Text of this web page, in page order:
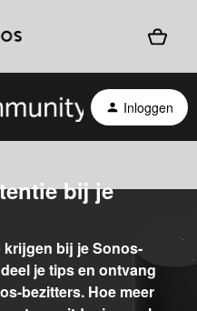
Inloggen
bij je
krijgen bij je Sonos-
je tips en ontvang
bezitters. Hoe meer